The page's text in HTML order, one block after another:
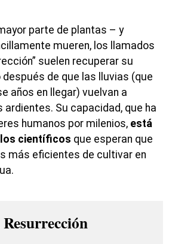
parte de plantas – y
mueren, los llamados
suelen recuperar su
de que las lluvias (que
años en llegar) vuelvan a
Su capacidad, que ha
humanos por milenios, está
los científicos que esperan que
más eficientes de cultivar en